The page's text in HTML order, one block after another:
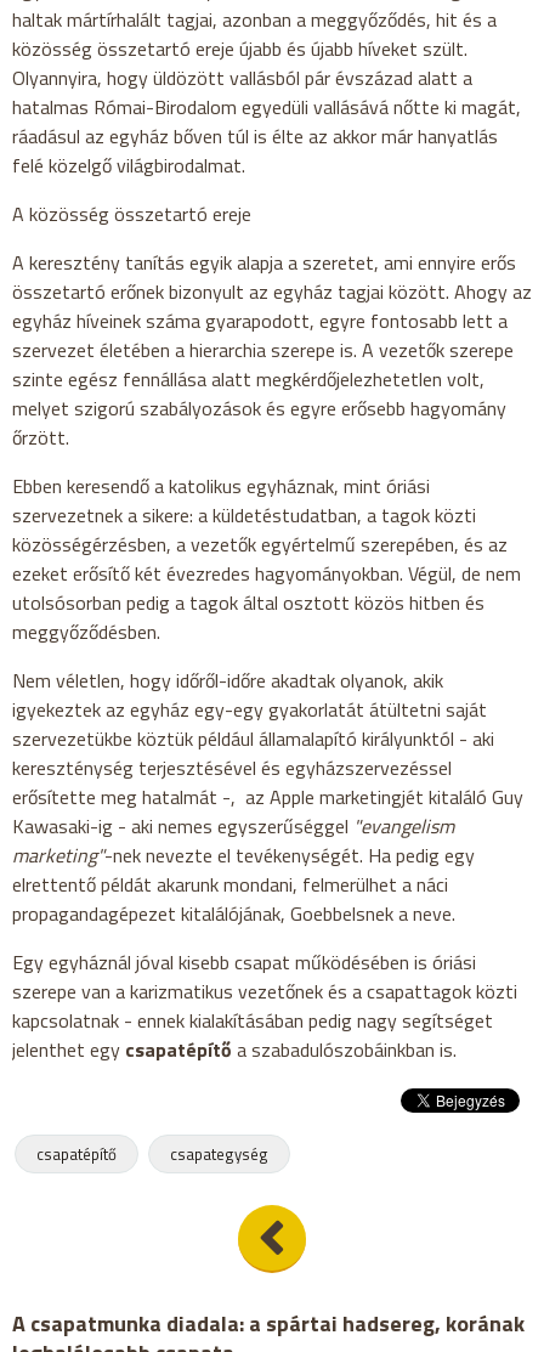
haltak mártírhalált tagjai, azonban a meggyőződés, hit és a
közösség összetartó ereje újabb és újabb híveket szült.
Olyannyira, hogy üldözött vallásból pár évszázad alatt a
hatalmas Római-Birodalom egyedüli vallásává nőtte ki magát,
ráadásul az egyház bőven túl is élte az akkor már hanyatlás
felé közelgő világbirodalmat.
A közösség összetartó ereje
A keresztény tanítás egyik alapja a szeretet, ami ennyire erős
összetartó erőnek bizonyult az egyház tagjai között. Ahogy az
egyház híveinek száma gyarapodott, egyre fontosabb lett a
szervezet életében a hierarchia szerepe is. A vezetők szerepe
szinte egész fennállása alatt megkérdőjelezhetetlen volt,
melyet szigorú szabályozások és egyre erősebb hagyomány
őrzött.
Ebben keresendő a katolikus egyháznak, mint óriási
szervezetnek a sikere: a küldetéstudatban, a tagok közti
közösségérzésben, a vezetők egyértelmű szerepében, és az
ezeket erősítő két évezredes hagyományokban. Végül, de nem
utolsósorban pedig a tagok által osztott közös hitben és
meggyőződésben.
Nem véletlen, hogy időről-időre akadtak olyanok, akik
igyekeztek az egyház egy-egy gyakorlatát átültetni saját
szervezetükbe köztük például államalapító királyunktól - aki
kereszténység terjesztésével és egyházszervezéssel
erősítette meg hatalmát -, az Apple marketingjét kitaláló Guy
Kawasaki-ig - aki nemes egyszerűséggel "evangelism
marketing"-nek nevezte el tevékenységét. Ha pedig egy
elrettentő példát akarunk mondani, felmerülhet a náci
propagandagépezet kitalálójának, Goebbelsnek a neve.
Egy egyháznál jóval kisebb csapat működésében is óriási
szerepe van a karizmatikus vezetőnek és a csapattagok közti
kapcsolatnak - ennek kialakításában pedig nagy segítséget
jelenthet egy csapatépítő a szabadulószobáinkban is.
csapatépítő csapategység
A csapatmunka diadala: a spártai hadsereg, korának